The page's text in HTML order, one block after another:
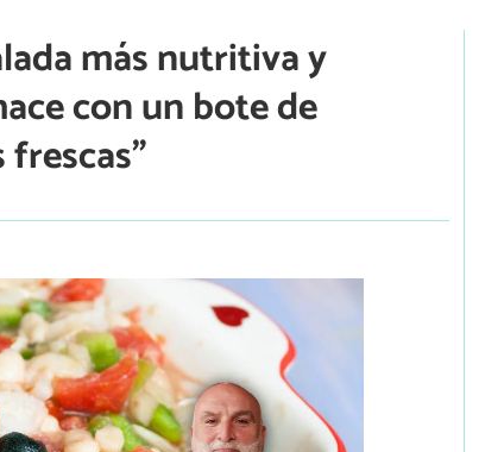
más nutritiva y
con un bote de